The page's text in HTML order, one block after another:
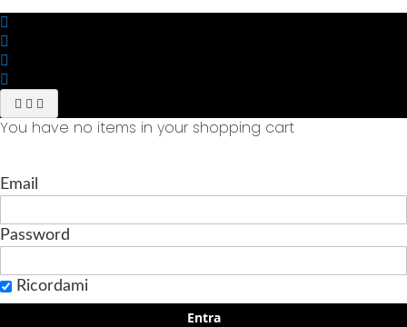
You have no items in your shopping cart
Email
Password
Ricordami
Entra